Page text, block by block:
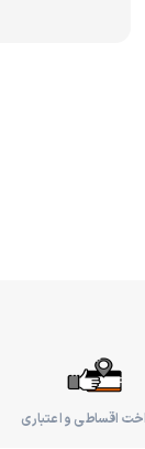
اقساطی و اعتباری